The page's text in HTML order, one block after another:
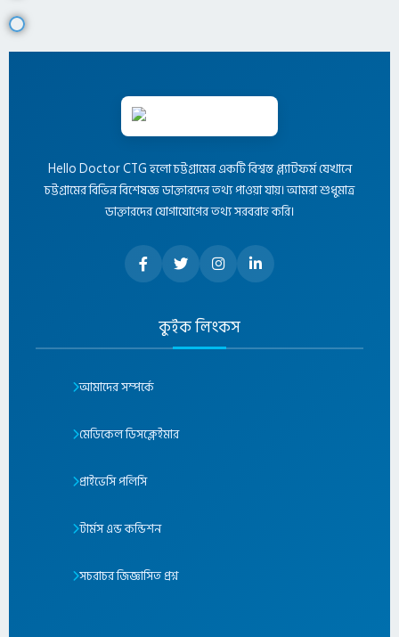
Hello Doctor CTG হলো চট্টগ্রামের একটি বিশ্বস্ত প্ল্যাটফর্ম যেখানে
চট্টগ্রামের বিভিন্ন বিশেষজ্ঞ ডাক্তারদের তথ্য পাওয়া যায়। আমরা শুধুমাত্র
ডাক্তারদের যোগাযোগের তথ্য সরবরাহ করি।
কুইক লিংকস
আমাদের সম্পর্কে
মেডিকেল ডিসক্লেইমার
প্রাইভেসি পলিসি
টার্মস এন্ড কন্ডিশন
সচরাচর জিজ্ঞাসিত প্রশ্ন